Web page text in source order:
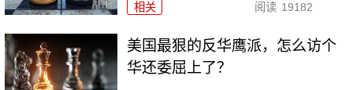
相关 阅读 19182
美国最狠的反华鹰派，怎么访个
华还委屈上了？